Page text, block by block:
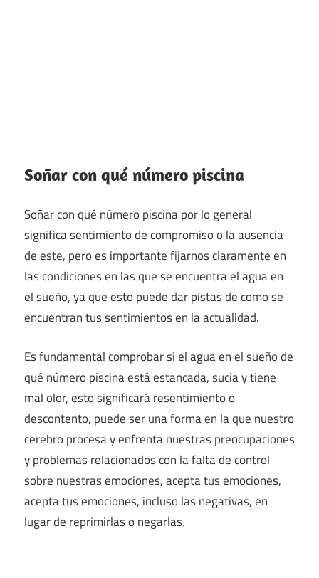
Soñar con qué número piscina
Soñar con qué número piscina por lo general
significa sentimiento de compromiso o la ausencia
de este, pero es importante fijarnos claramente en
las condiciones en las que se encuentra el agua en
el sueño, ya que esto puede dar pistas de como se
encuentran tus sentimientos en la actualidad.
Es fundamental comprobar si el agua en el sueño de
qué número piscina está estancada, sucia y tiene
mal olor, esto significará resentimiento o
descontento, puede ser una forma en la que nuestro
cerebro procesa y enfrenta nuestras preocupaciones
y problemas relacionados con la falta de control
sobre nuestras emociones, acepta tus emociones,
acepta tus emociones, incluso las negativas, en
lugar de reprimirlas o negarlas.